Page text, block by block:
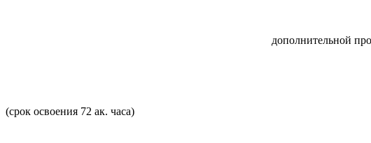
дополнительной
(срок освоения 72 ак. часа)